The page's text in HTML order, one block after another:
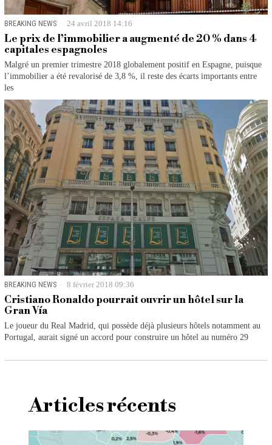
BREAKING NEWS 24 avril 2018 14:16
Le prix de l’immobilier a augmenté de 20 % dans 4
capitales espagnoles
Malgré un premier trimestre 2018 globalement positif en Espagne, puisque
l’immobilier a été revalorisé de 3,8 %, il reste des écarts importants entre
les
BREAKING NEWS 8 février 2018 09:36
Cristiano Ronaldo pourrait ouvrir un hôtel sur la
Gran Vía
Le joueur du Real Madrid, qui possède déjà plusieurs hôtels notamment au
Portugal, aurait signé un accord pour construire un hôtel au numéro 29
Articles récents